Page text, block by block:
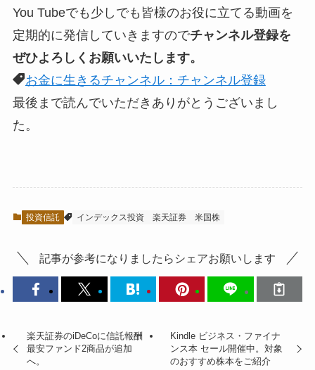
You Tubeでも少しでも皆様のお役に立てる動画を
定期的に発信していきますのでチャンネル登録を
ぜひよろしくお願いいたします。
お金に生きるチャンネル：チャンネル登録
最後まで読んでいただきありがとうございまし
た。
投資信託 インデックス投資 楽天証券 米国株
記事が参考になりましたらシェアお願いします
楽天証券のiDeCoに信託報酬
最安ファンド2商品が追加
へ。
Kindle ビジネス・ファイナ
ンス本 セール開催中。対象
のおすすめ株本をご紹介